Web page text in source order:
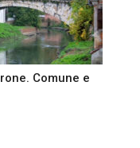
Comune e